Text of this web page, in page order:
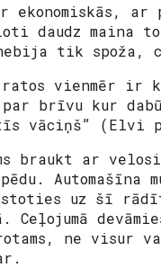
ekonomiskās, ar
daudz maina
nebija tik spoža,
ratos vienmēr ir
par brīvu kur
vāciņš” (Elvi
braukt ar
Automašīna
uz šī
Ceļojumā
ne visur